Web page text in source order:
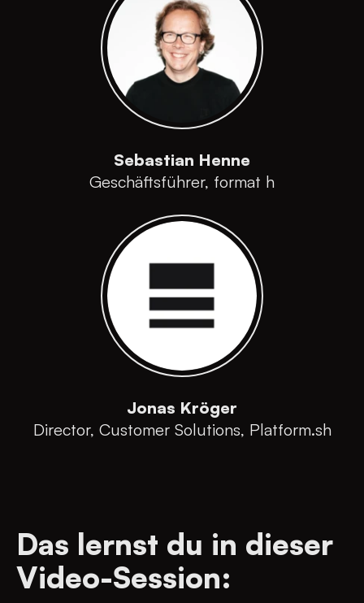
Sebastian Henne
Geschäftsführer, format h
Jonas Kröger
Director, Customer Solutions, Platform.sh
Das lernst du in dieser
Video-Session: